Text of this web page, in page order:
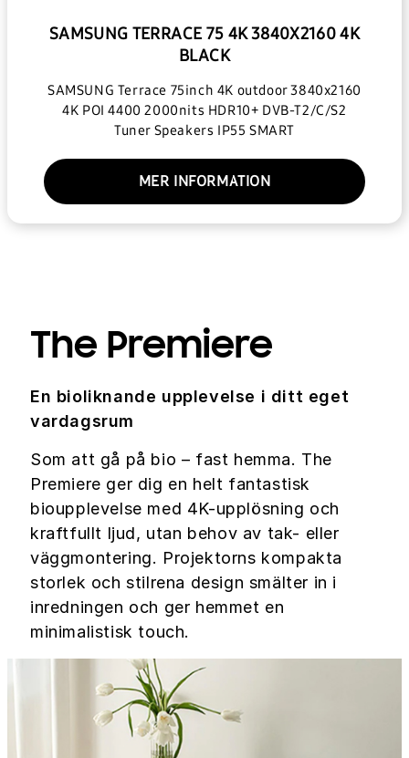
SAMSUNG TERRACE 75 4K 3840X2160 4K
BLACK
SAMSUNG Terrace 75inch 4K outdoor 3840x2160
4K POI 4400 2000nits HDR10+ DVB-T2/C/S2
Tuner Speakers IP55 SMART
MER INFORMATION
The Premiere
En bioliknande upplevelse i ditt eget
vardagsrum
Som att gå på bio – fast hemma. The
Premiere ger dig en helt fantastisk
bioupplevelse med 4K-upplösning och
kraftfullt ljud, utan behov av tak- eller
väggmontering. Projektorns kompakta
storlek och stilrena design smälter in i
inredningen och ger hemmet en
minimalistisk touch.